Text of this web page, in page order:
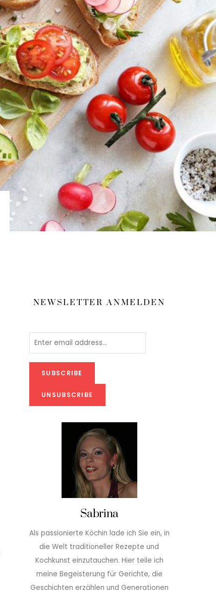
NEWSLETTER ANMELDEN
Sabrina
Als passionierte Köchin lade ich Sie ein, in
die Welt traditioneller Rezepte und
Kochkunst einzutauchen. Hier teile ich
meine Begeisterung für Gerichte, die
Geschichten erzählen und Generationen